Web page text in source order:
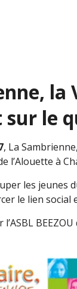
la
sur le
, La
l’Alouette à
les jeunes
le lien social